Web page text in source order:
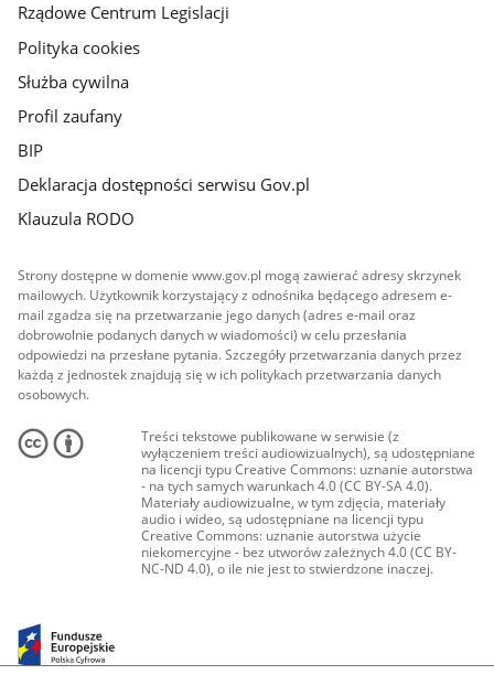
Rządowe Centrum Legislacji
Polityka cookies
Służba cywilna
Profil zaufany
BIP
Deklaracja dostępności serwisu Gov.pl
Klauzula RODO
Strony dostępne w domenie www.gov.pl mogą zawierać adresy skrzynek
mailowych. Użytkownik korzystający z odnośnika będącego adresem e-
mail zgadza się na przetwarzanie jego danych (adres e-mail oraz
dobrowolnie podanych danych w wiadomości) w celu przesłania
odpowiedzi na przesłane pytania. Szczegóły przetwarzania danych przez
każdą z jednostek znajdują się w ich politykach przetwarzania danych
osobowych.
Treści tekstowe publikowane w serwisie (z
wyłączeniem treści audiowizualnych), są udostępniane
na licencji typu Creative Commons: uznanie autorstwa
- na tych samych warunkach 4.0 (CC BY-SA 4.0).
Materiały audiowizualne, w tym zdjęcia, materiały
audio i wideo, są udostępniane na licencji typu
Creative Commons: uznanie autorstwa użycie
niekomercyjne - bez utworów zależnych 4.0 (CC BY-
NC-ND 4.0), o ile nie jest to stwierdzone inaczej.